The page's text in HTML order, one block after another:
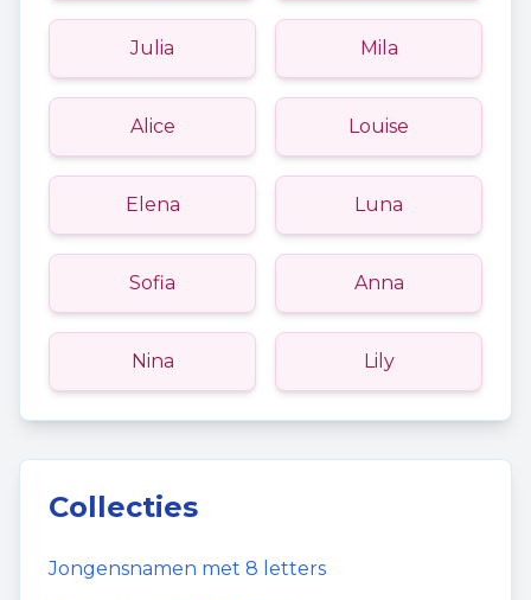
Julia Mila
Alice Louise
Elena Luna
Sofia Anna
Nina Lily
Collecties
Jongensnamen met 8 letters